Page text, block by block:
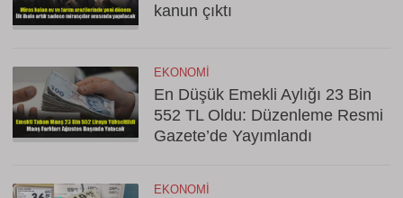
kanun çıktı
EKONOMI
En Düşük Emekli Aylığı 23 Bin
552 TL Oldu: Düzenleme Resmi
Gazete’de Yayımlandı
EKONOMI